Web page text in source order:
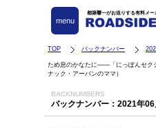
都築響一がお送りする有料メ
menu
TOP バックナンバー
ため息のかなたに――「にっぽんセク
ナック・アーバンのママ）
BACKNUMBERS
バックナンバー：2021年